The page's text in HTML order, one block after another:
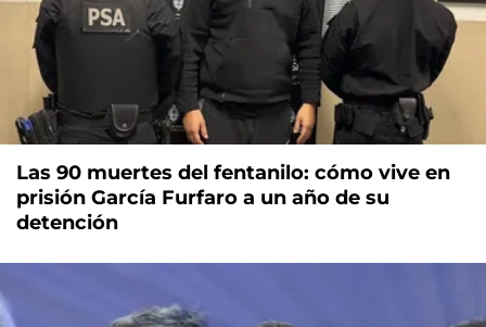
Las 90 muertes del fentanilo: cómo vive en
prisión García Furfaro a un año de su
detención